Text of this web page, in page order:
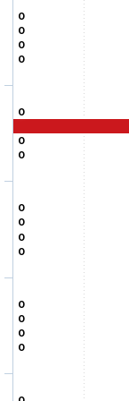
0
0
0
0
0
0
0
0
0
0
0
0
0
0
0